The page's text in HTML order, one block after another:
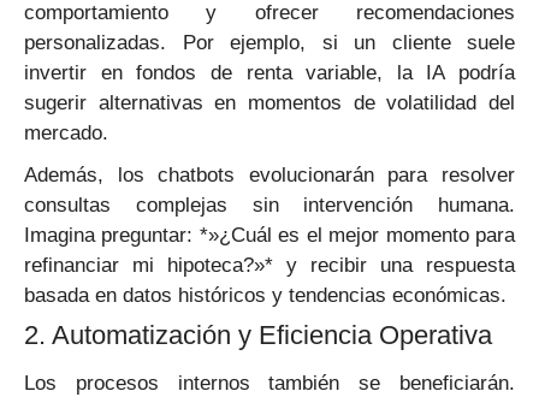
comportamiento y ofrecer recomendaciones
personalizadas. Por ejemplo, si un cliente suele
invertir en fondos de renta variable, la IA podría
sugerir alternativas en momentos de volatilidad del
mercado.
Además, los chatbots evolucionarán para resolver
consultas complejas sin intervención humana.
Imagina preguntar: *»¿Cuál es el mejor momento para
refinanciar mi hipoteca?»* y recibir una respuesta
basada en datos históricos y tendencias económicas.
2. Automatización y Eficiencia Operativa
Los procesos internos también se beneficiarán.